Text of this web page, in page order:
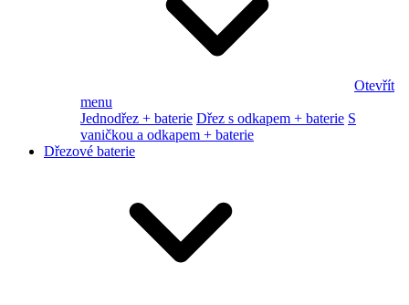
Otevřít
menu
Jednodřez + baterie Dřez s odkapem + baterie S
vaničkou a odkapem + baterie
Dřezové baterie